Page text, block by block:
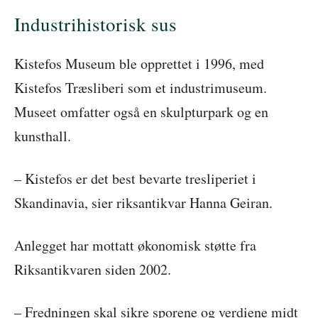
Industrihistorisk sus
Kistefos Museum ble opprettet i 1996, med
Kistefos Træsliberi som et industrimuseum.
Museet omfatter også en skulpturpark og en
kunsthall.
– Kistefos er det best bevarte tresliperiet i
Skandinavia, sier riksantikvar Hanna Geiran.
Anlegget har mottatt økonomisk støtte fra
Riksantikvaren siden 2002.
– Fredningen skal sikre sporene og verdiene midt